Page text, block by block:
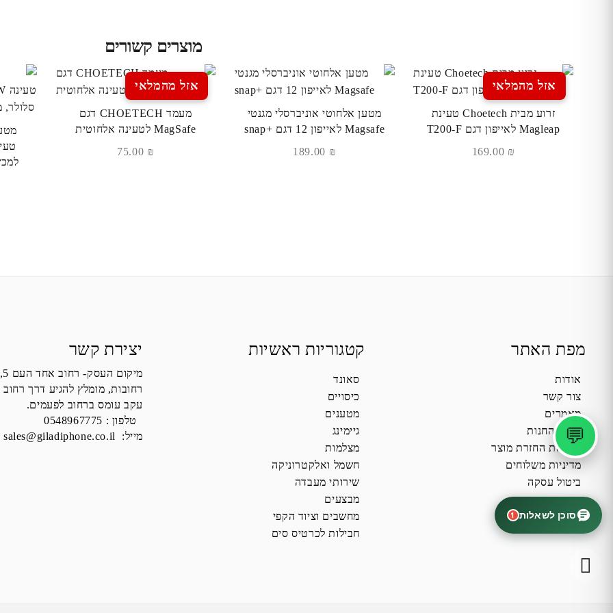
סוכן לשאלות 1
💬
מוצרים קשורים
אזל מהמלאי
זרוע מבית Choetech טעינת
Magleap לאייפון דגם T200-F
₪
מטען אלחוטי אוניברסלי מגנטי
Magsafe לאייפון 12 דגם +snap
₪
אזל מהמלאי
מעמד CHOETECH דגם
MagSafe לטעינה אלחוטית
₪
מפת האתר
אודות
צור קשר
מאמרים
תקנון החנות
מדיניות החזרת מוצר
מדיניות משלוחים
ביטול עסקה
קטגוריות ראשיות
סאונד
כיסויים
מטענים
גיימינג
מצלמות
חשמל ואלקטרוניקה
שירותי מעבדה
מבצעים
מחשבים וציוד הקפי
חבילות לכרטיס סים
יצירת קשר
מיקום העסק- רחוב אחד העם 5,
רחובות, מומלץ להגיע דרך רחוב
עקב עומס ברחוב לפעמים.
טלפון : 0548967775
מייל:
sales@giladiphone.co.il